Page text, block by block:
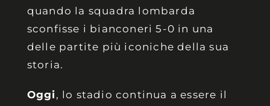
quando la squadra lombarda
sconfisse i bianconeri 5-0 in una
delle partite più iconiche della sua
storia.
Oggi , lo stadio continua a essere il